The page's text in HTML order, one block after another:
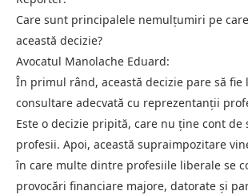
Care sunt principalele nemulțumiri pe
această decizie?
Avocatul Manolache Eduard:
În primul rând, această decizie pare să fie
consultare adecvată cu reprezentanții
Este o decizie pripită, care nu ține cont de
profesii. Apoi, această supraimpozitare
în care multe dintre profesiile liberale se
provocări financiare majore, datorate și